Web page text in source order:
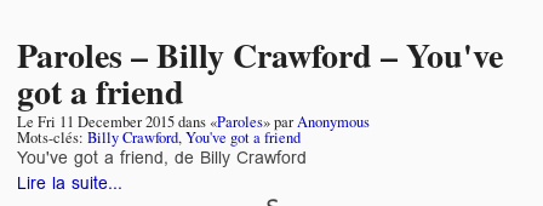
Paroles – Billy Crawford – You've
got a friend
Le Fri 11 December 2015dans «Paroles» parAnonymous
Mots-clés: Billy Crawford,You've got a friend
You've got a friend, de Billy Crawford
Lire la suite...